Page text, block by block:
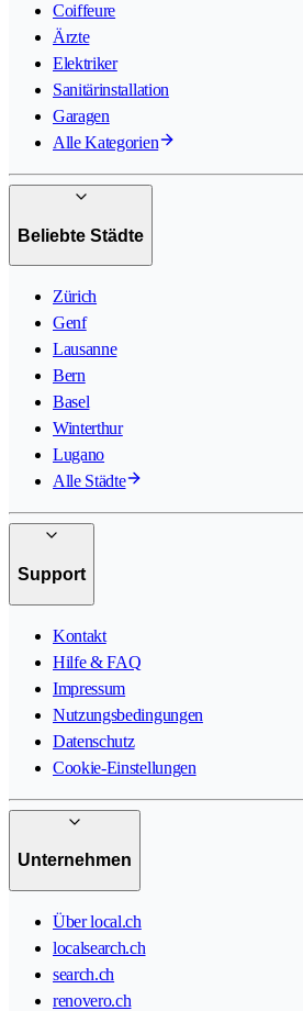
Coiffeure
Ärzte
Elektriker
Sanitärinstallation
Garagen
Alle Kategorien
Beliebte Städte
Zürich
Genf
Lausanne
Bern
Basel
Winterthur
Lugano
Alle Städte
Support
Kontakt
Hilfe & FAQ
Impressum
Nutzungsbedingungen
Datenschutz
Cookie-Einstellungen
Unternehmen
Über local.ch
localsearch.ch
search.ch
renovero.ch